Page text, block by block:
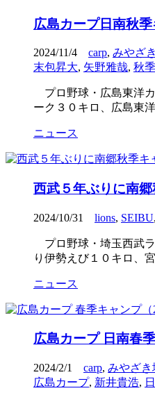
広島カープ日南秋
2024/11/4 carp, みやざ
末包昇大, 矢野雅哉, 秋
プロ野球・広島東洋
ーク３０キロ、広島東
ニュース
西武５年ぶりに南
2024/10/31 lions, SEIBU,
プロ野球・埼玉西武
り伊勢えび１０キロ、
ニュース
広島カープ 日南春
2024/2/1 carp, みやざき
広島カープ, 新井貴浩,